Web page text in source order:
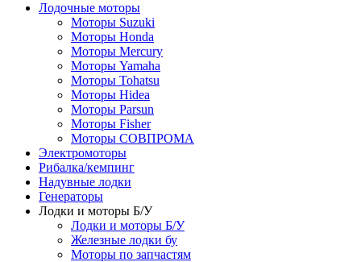
Лодочные моторы
Моторы Suzuki
Моторы Honda
Моторы Mercury
Моторы Yamaha
Моторы Tohatsu
Моторы Hidea
Моторы Parsun
Моторы Fisher
Моторы СОВПРОМА
Электромоторы
Рибалка/кемпинг
Надувные лодки
Генераторы
Лодки и моторы Б/У
Лодки и моторы Б/У
Железные лодки бу
Моторы по запчастям